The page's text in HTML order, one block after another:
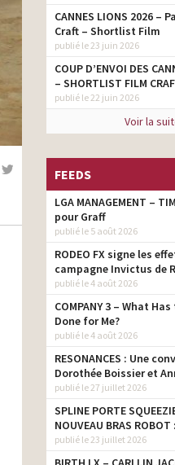
CANNES LIONS 2026 –
Craft – Shortlist Film
publié le 23 juin 2026
COUP D’ENVOI DES
– SHORTLIST FILM
publié le 22 juin 2026
Voir la
FEEDS
LGA MANAGEMENT –
pour Graff
publié le 5 août 2026
RODEO FX signe les
campagne Invictus de
publié le 4 août 2026
COMPANY 3 – What Has
Done for Me?
publié le 4 août 2026
RESONANCES : Une
Dorothée Boissier et
publié le 27 juillet 2026
SPLINE PORTE
NOUVEAU BRAS ROBOT
publié le 23 juillet 2026